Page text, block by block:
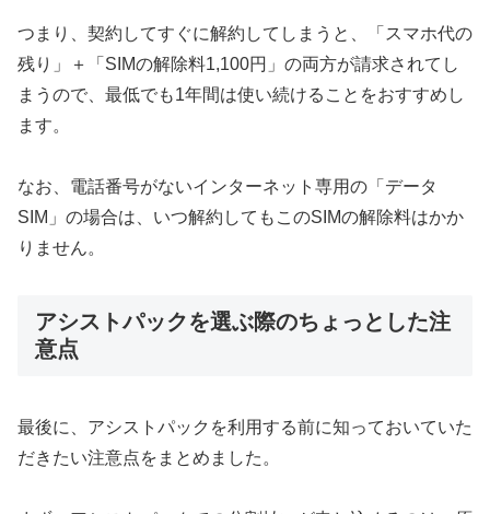
つまり、契約してすぐに解約してしまうと、「スマホ代の
残り」＋「SIMの解除料1,100円」の両方が請求されてし
まうので、最低でも1年間は使い続けることをおすすめし
ます。
なお、電話番号がないインターネット専用の「データ
SIM」の場合は、いつ解約してもこのSIMの解除料はかか
りません。
アシストパックを選ぶ際のちょっとした注
意点
最後に、アシストパックを利用する前に知っておいていた
だきたい注意点をまとめました。